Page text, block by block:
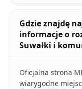
Gdzie znajdę
informacje o
Suwałki i
Oficjalna strona
wiarygodne